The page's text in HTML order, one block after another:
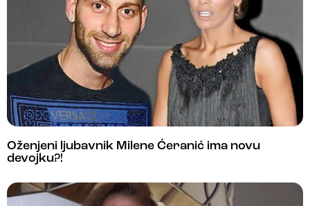
Oženjeni ljubavnik Milene Ćeranić ima novu
devojku?!